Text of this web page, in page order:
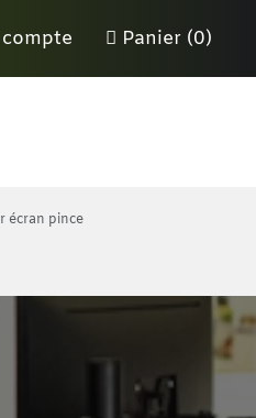
Panier (0)
écran pince